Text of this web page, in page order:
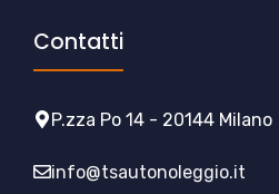
Contatti
P.zza Po 14 - 20144 Milano
info@tsautonoleggio.it